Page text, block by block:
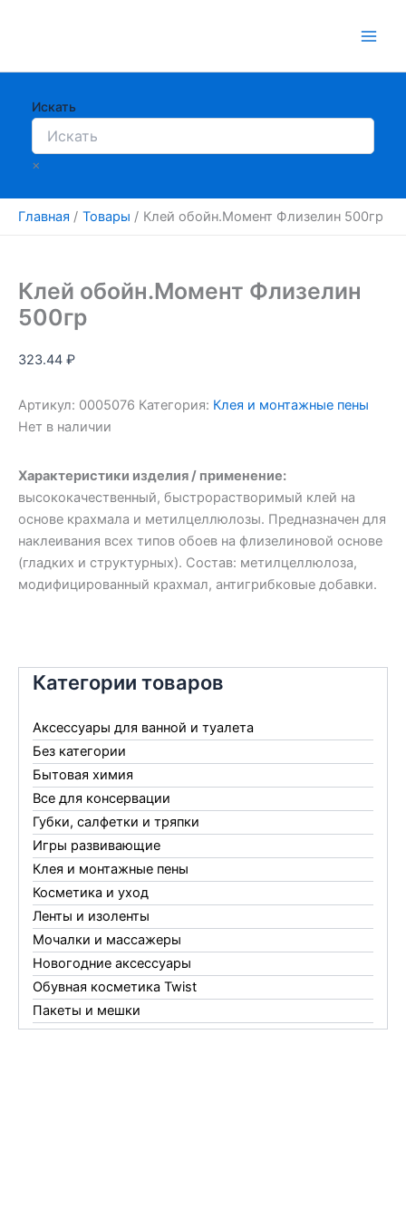
Искать
×
Главная Товары Клей обойн.Момент Флизелин 500гр
Категории товаров
Аксессуары для ванной и туалета
Без категории
Бытовая химия
Все для консервации
Губки, салфетки и тряпки
Игры развивающие
Клея и монтажные пены
Косметика и уход
Ленты и изоленты
Мочалки и массажеры
Новогодние аксессуары
Обувная косметика Twist
Пакеты и мешки
Перчатки
Клей обойн.Момент Флизелин
500гр
323.44 ₽
Артикул: 0005076 Категория: Клея и монтажные пены
Нет в наличии
Характеристики изделия / применение:
высококачественный, быстрорастворимый клей на
основе крахмала и метилцеллюлозы. Предназначен для
наклеивания всех типов обоев на флизелиновой основе
(гладких и структурных). Состав: метилцеллюлоза,
модифицированный крахмал, антигрибковые добавки.